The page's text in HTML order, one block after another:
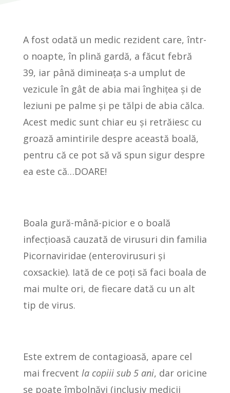
A fost odată un medic rezident care, într-
o noapte, în plină gardă, a făcut febră
39, iar până dimineața s-a umplut de
vezicule în gât de abia mai înghițea și de
leziuni pe palme și pe tălpi de abia călca.
Acest medic sunt chiar eu și retrăiesc cu
groază amintirile despre această boală,
pentru că ce pot să vă spun sigur despre
ea este că…DOARE!
Boala gură-mână-picior e o boală
infecțioasă cauzată de virusuri din familia
Picornaviridae (enterovirusuri și
coxsackie). Iată de ce poți să faci boala de
mai multe ori, de fiecare dată cu un alt
tip de virus.
Este extrem de contagioasă, apare cel
mai frecvent la copiii sub 5 ani, dar oricine
se poate îmbolnăvi (inclusiv medicii